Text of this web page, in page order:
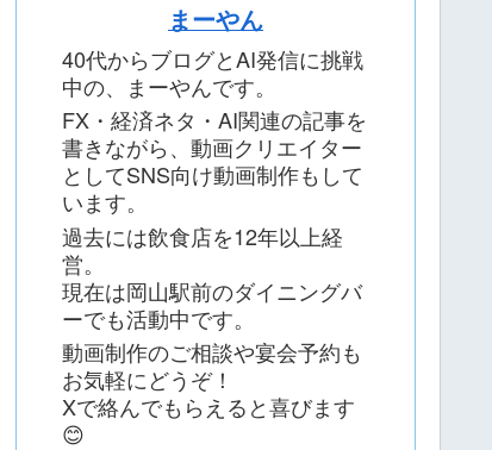
まーやん
40代からブログとAI発信に挑戦
中の、まーやんです。
FX・経済ネタ・AI関連の記事を
書きながら、動画クリエイター
としてSNS向け動画制作もして
います。
過去には飲食店を12年以上経
営。
現在は岡山駅前のダイニングバ
ーでも活動中です。
動画制作のご相談や宴会予約も
お気軽にどうぞ！
Xで絡んでもらえると喜びます
😊